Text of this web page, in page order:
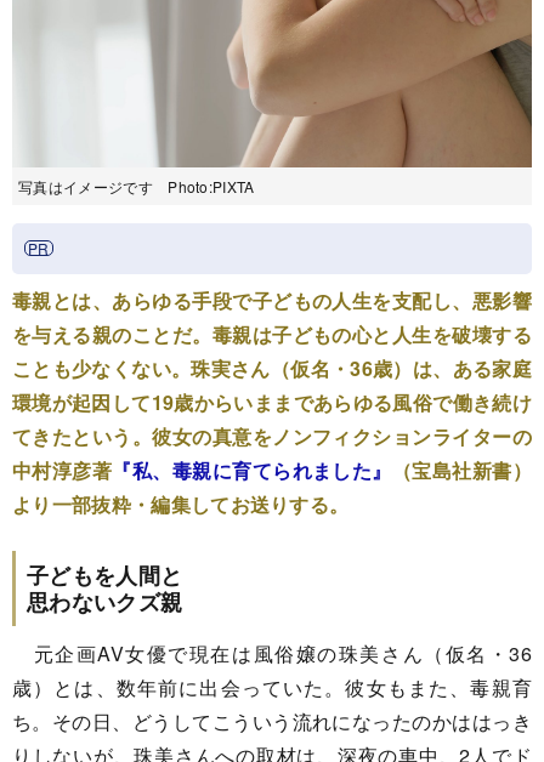
写真はイメージです Photo:PIXTA
毒親とは、あらゆる手段で子どもの人生を支配し、悪影響
を与える親のことだ。毒親は子どもの心と人生を破壊する
ことも少なくない。珠実さん（仮名・36歳）は、ある家庭
環境が起因して19歳からいままであらゆる風俗で働き続け
てきたという。彼女の真意をノンフィクションライターの
中村淳彦著 『私、毒親に育てられました』
（宝島社新書）
より一部抜粋・編集してお送りする。
子どもを人間と
思わないクズ親
元企画AV女優で現在は風俗嬢の珠美さん（仮名・36
歳）とは、数年前に出会っていた。彼女もまた、毒親育
ち。その日、どうしてこういう流れになったのかははっき
りしないが、珠美さんへの取材は、深夜の車中、2人でド